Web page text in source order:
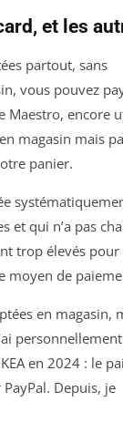
et les
partout, sans
vous pouvez
Maestro, encore
magasin mais
panier.
et qui n’a pas
trop élevés pour
moyen de
en magasin,
en 2024 : le
Depuis, je